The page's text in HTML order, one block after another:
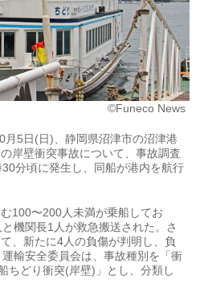
©Funeco News
5日(日)、静岡県沼津市の沼津港
岸壁衝突事故について、事故調査
分頃に発生し、同船が港内を航行
100〜200人未満が乗船してお
機関長1人が救急搬送された。さ
、新たに4人の負傷が判明し、負
輸安全委員会は、事故種別を「衝
ちどり衝突(岸壁)」とし、分類し